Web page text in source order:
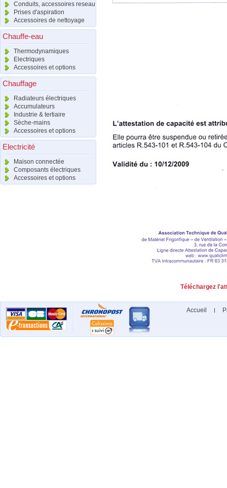
Conduits, accessoires reseau
Prises d'aspiration
Accessoires de nettoyage
Chauffe-eau
Thermodynamiques
Electriques
Accessoires et options
Chauffage
Radiateurs électriques
Accumulateurs
Industrie & tertiaire
Sèche-mains
Accessoires et options
Electricité
Maison connectée
Composants électriques
Accessoires et options
Téléchargez
Accueil